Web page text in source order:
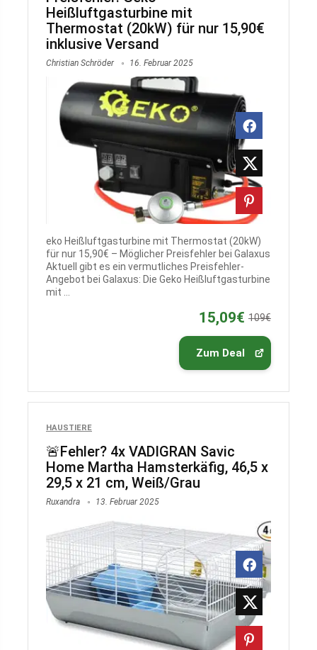
Heißluftgasturbine mit
Thermostat (20kW) für nur 15,90€
inklusive Versand
Christian Schröder 16. Februar 2025
eko Heißluftgasturbine mit Thermostat (20kW)
für nur 15,90€ – Möglicher Preisfehler bei Galaxus
Aktuell gibt es ein vermutliches Preisfehler-
Angebot bei Galaxus: Die Geko Heißluftgasturbine
mit ...
15,09€ 109€
Zum Deal
HAUSTIERE
🚨Fehler? 4x VADIGRAN Savic
Home Martha Hamsterkäfig, 46,5 x
29,5 x 21 cm, Weiß/Grau
Ruxandra 13. Februar 2025